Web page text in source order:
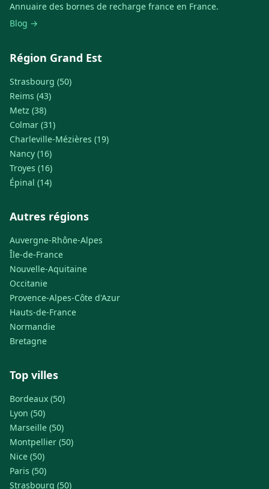
Annuaire des bornes de recharge france en France.
Blog →
Région Grand Est
Strasbourg (50)
Reims (43)
Metz (38)
Colmar (31)
Charleville-Mézières (19)
Nancy (16)
Troyes (16)
Épinal (14)
Autres régions
Auvergne-Rhône-Alpes
Île-de-France
Nouvelle-Aquitaine
Occitanie
Provence-Alpes-Côte d'Azur
Hauts-de-France
Normandie
Bretagne
Top villes
Bordeaux (50)
Lyon (50)
Marseille (50)
Montpellier (50)
Nice (50)
Paris (50)
Strasbourg (50)